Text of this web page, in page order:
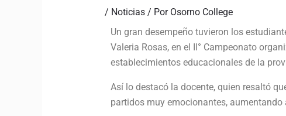
/ Noticias/ Por Osorno College
Un gran desempeño tuvieron los
Valeria Rosas, en el II° Campeonato
establecimientos educacionales de la
Así lo destacó la docente, quien resaltó
partidos muy emocionantes,